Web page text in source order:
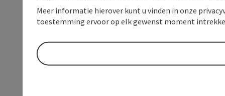
Meer informatie hierover kunt u vinden in onze
toestemming ervoor op elk gewenst moment